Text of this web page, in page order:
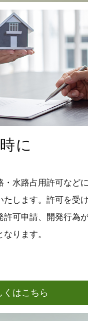
に
・水路占用許可など
たします。許可を受
許可申請、開発行為
ります。
くはこちら